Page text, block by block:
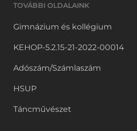
TOVÁBBI OLDALAINK
Gimnázium és kollégium
KEHOP-5.2.15-21-2022-00014
Adószám/Számlaszám
HSUP
Táncművészet